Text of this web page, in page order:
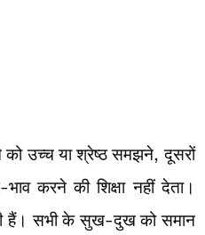
को उच्च या श्रेष्ठ समझने, दूसरों
करने की शिक्षा नहीं देता।
हैं। सभी के सुख-दुख को समान